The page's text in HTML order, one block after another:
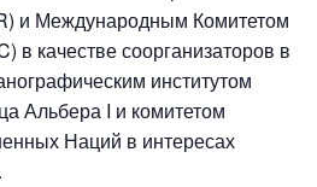
и Международным Комитетом
в качестве соорганизаторов в
институтом
Альбера I и комитетом
Наций в интересах